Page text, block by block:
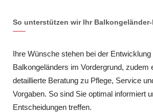
So unterstützen wir Ihr
Ihre Wünsche stehen bei der Entwicklung
Balkongeländers im Vordergrund, zudem
detaillierte Beratung zu Pflege, Service
Vorgaben. So sind Sie optimal informiert
Entscheidungen treffen.